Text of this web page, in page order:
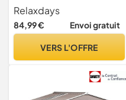
Porte avec Ornements, 2
éléments de clôture, HxL :
98,5 x 185 cm, Bronze
Relaxdays
84,99 € Envoi gratuit
VERS L'OFFRE